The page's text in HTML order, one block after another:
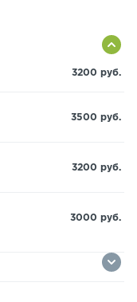
3200 руб.
3500 руб.
3200 руб.
3000 руб.